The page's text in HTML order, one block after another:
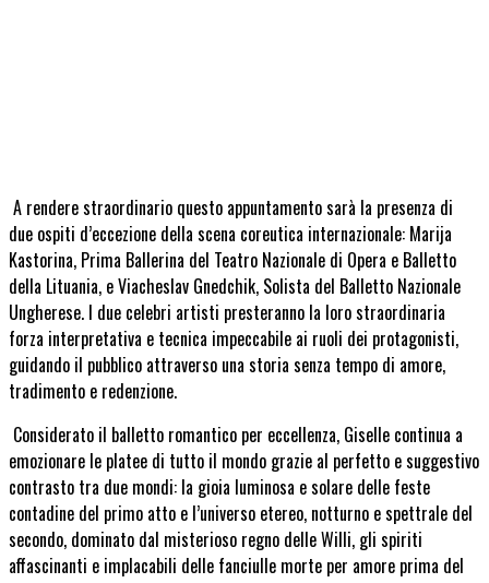
A rendere straordinario questo appuntamento sarà la presenza di
due ospiti d’eccezione della scena coreutica internazionale: Marija
Kastorina, Prima Ballerina del Teatro Nazionale di Opera e Balletto
della Lituania, eViacheslav Gnedchik, Solista del Balletto Nazionale
Ungherese. I due celebri artisti presteranno la loro straordinaria
forza interpretativa e tecnica impeccabile ai ruoli dei protagonisti,
guidando il pubblico attraverso una storia senza tempo di amore,
tradimento e redenzione.
Considerato il balletto romantico per eccellenza, Giselle continua a
emozionare le platee di tutto il mondo grazie al perfetto e suggestivo
contrasto tra due mondi: la gioia luminosa e solare delle feste
contadine del primo atto e l’universo etereo, notturno e spettrale del
secondo, dominato dal misterioso regno delle Willi, gli spiriti
affascinanti e implacabili delle fanciulle morte per amore prima del